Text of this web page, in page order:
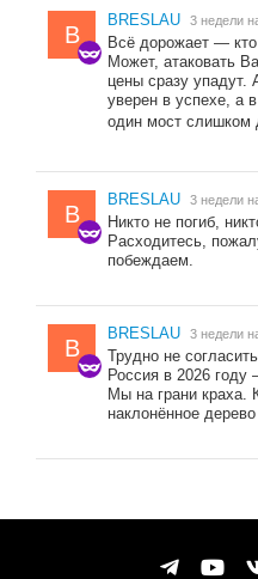
B
BRESLAU 3 недели
Всё дорожает —
Может, атаковать
цены сразу упадут.
уверен в успехе, а
один мост слишком
B
BRESLAU 3 недели
Никто не погиб,
Расходитесь,
побеждаем.
B
BRESLAU 3 недели
Трудно не
Россия в 2026 году
Мы на грани краха.
наклонённое